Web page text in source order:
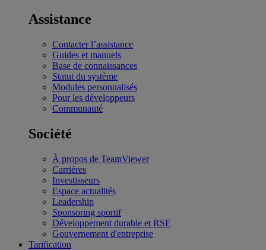
Assistance
Contacter l’assistance
Guides et manuels
Base de connaissances
Statut du système
Modules personnalisés
Pour les développeurs
Communauté
Société
À propos de TeamViewer
Carrières
Investisseurs
Espace actualités
Leadership
Sponsoring sportif
Développement durable et RSE
Gouvernement d'entreprise
Tarification